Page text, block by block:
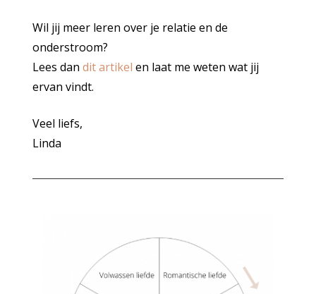
Wil jij meer leren over je relatie en de
onderstroom?
Lees dandit artikel en laat me weten wat jij
ervan vindt.
Veel liefs,
Linda